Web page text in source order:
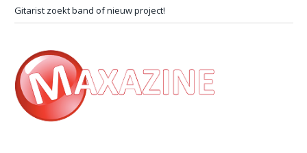
Gitarist zoekt band of nieuw project!